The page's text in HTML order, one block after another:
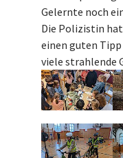
Gelernte noch
Die Polizistin
einen guten
viele strahlende